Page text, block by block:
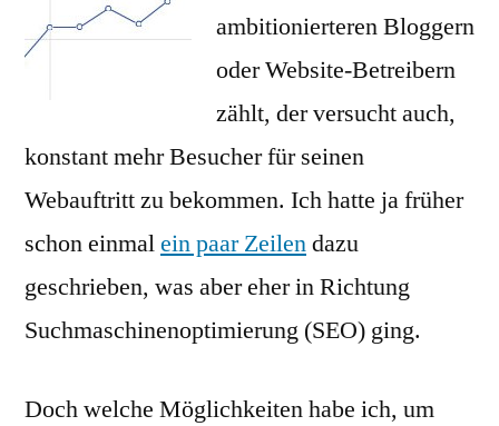
ambitionierteren Bloggern
oder Website-Betreibern
zählt, der versucht auch,
konstant mehr Besucher für seinen
Webauftritt zu bekommen. Ich hatte ja früher
schon einmalein paar Zeilendazu
geschrieben, was aber eher in Richtung
Suchmaschinenoptimierung (SEO) ging.
Doch welche Möglichkeiten habe ich, um